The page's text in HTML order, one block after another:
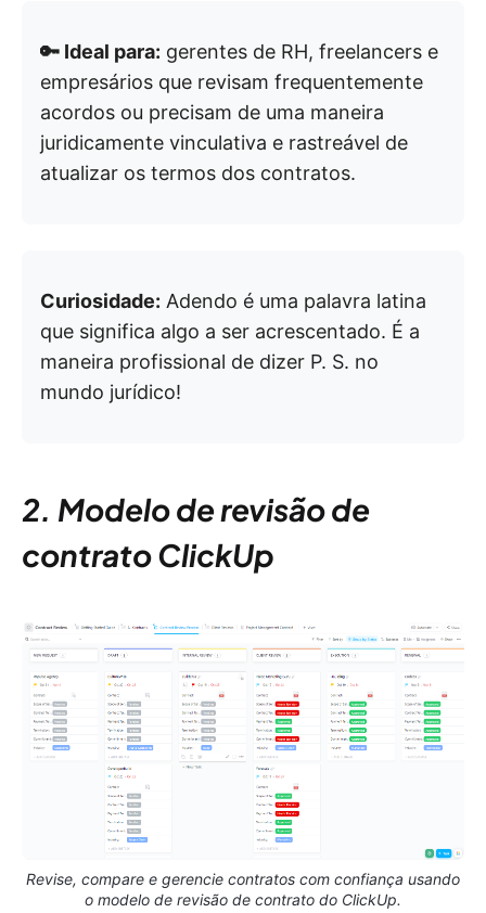
🔑 Ideal para: gerentes de RH, freelancers e
empresários que revisam frequentemente
acordos ou precisam de uma maneira
juridicamente vinculativa e rastreável de
atualizar os termos dos contratos.
Curiosidade: Adendo é uma palavra latina
que significa algo a ser acrescentado. É a
maneira profissional de dizer P. S. no
mundo jurídico!
2. Modelo de revisão de
contrato ClickUp
Revise, compare e gerencie contratos com confiança usando
o modelo de revisão de contrato do ClickUp.